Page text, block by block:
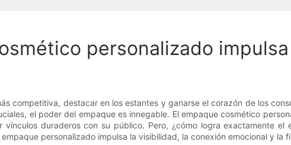
personalizado
competitiva, destacar en los estantes y ganarse el corazón de los
el poder del empaque es innegable. El empaque cosmético
duraderos con su público. Pero, ¿cómo logra exactamente el
personalizado impulsa la visibilidad, la conexión emocional y la